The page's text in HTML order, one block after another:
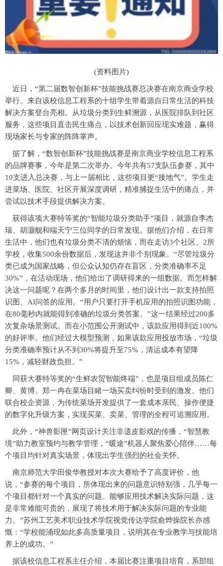
(资料图片)
近日，“第二届数智创新杯”技能挑战赛总决赛在南京商业学校
举行。来自该校信息工程系的十组学生带着源自日常生活的科技
解决方案登台亮相。从垃圾分类到生鲜溯源，从医院排队到社区
服务，这些项目直击民生痛点，以技术创新回应现实难题，赢得
现场家长与专家的阵阵掌声。
据了解，“数智创新杯”技能挑战赛是南京商业学校信息工程系
的品牌赛事，今年是第二次举办。今年共有57支队伍参赛，其中
10支进入总决赛，与上一届相比，这些项目更“接地气”。学生走
进菜场、医院、社区开展深度调研，精准捕捉生活中的痛点，并
尝试以技术手段提供解决方案。
获得该项大赛特等奖的“智能垃圾分类助手”项目，就源自李杰
瑞、胡灏舰和端天宁三位同学的日常发现。据他们介绍，在日常
生活中，他们也有垃圾分类不清的烦恼，而在走访3个社区、2所
学校，收集500余份数据后，发现这并非个别现象。“尽管垃圾分
类已成为国家战略，但公众认知仍存在盲区，分类准确率不足
30%”，在活动现场，他们给出了调研得来的一组数据。而怎样解
决这一问题呢？在两个多月的时间里，他们设计出一款支持拍照
识图、AI问答的应用。“用户只要打开手机应用的拍照识图功能，
在80毫秒内就能得到准确的垃圾分类答案。”这一结果经过200多
次复杂场景测试。而在小范围公开测试中，该款应用得到近100%
的好评率。他们经过大模型预测，如果该款应用投放市场，“垃圾
分类准确率预计从不到30%将提升至75%，清运成本有望降
15%，减轻财政负担。”
同获大赛特等奖的“生鲜农贸智能终端”，也是项目组成员陈仁
卿、黄博、郑一冉在菜场目睹一场买卖纠纷时受到的激发。他们
联合校企资源，为传统菜场开发提供了一套成本亲民、操作便捷
的数字化升级方案，实现买菜、卖菜、管理的全程可追溯应用。
此外，“神兽影匣”网页设计关注非遗皮影戏的传播，“智慧教
境”助力教室预约与教学管理，“暖途”机器人聚焦爱心陪伴……每
个项目均针对真实场景，体现出学生强烈的社会关怀。
南京师范大学田俊华教授对本次大赛给予了高度评价，他
说，“参赛的每个项目，所体现出来的问题意识特别强，几乎每一
个项目都针对一个真实的问题。能够应用技术解决实际问题，这
是非常难能可贵的，展现了将技术用于解决实际问题的专业能
力。”苏州工艺美术职业技术学院视觉传达学院俞烨操院长亦感
慨：“学校能涌现如此多高质量项目，说明其在专业教学与技能培
养上的成功。”
据该校信息工程系主任介绍，本届比赛注重项目培育，系部组